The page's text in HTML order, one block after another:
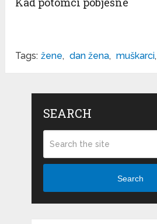
Tags: žene, dan žena, muškarci,
SEARCH
Search